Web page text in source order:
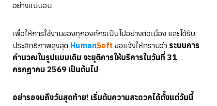
อย่างแน่นอน
เพื่อให้การใช้งานของทุกองค์กรเป็นไปอย่างต่อเนื่อง และได้รับ
ประสิทธิภาพสูงสุด HumanSoft ขอแจ้งให้ทราบว่า ระบบการ
คำนวณในรูปแบบเดิม จะยุติการให้บริการในวันที่ 31
กรกฎาคม 2569 เป็นต้นไป
อย่ารอจนถึงวันสุดท้าย! เริ่มต้นความสะดวกได้ตั้งแต่วันนี้